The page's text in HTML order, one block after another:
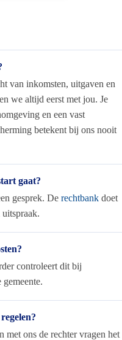
van inkomsten, uitgaven en
we altijd eerst met jou. Je
en een vast
betekent bij ons nooit
gaat?
gesprek. De rechtbank doet
controleert dit bij
met ons de rechter vragen het